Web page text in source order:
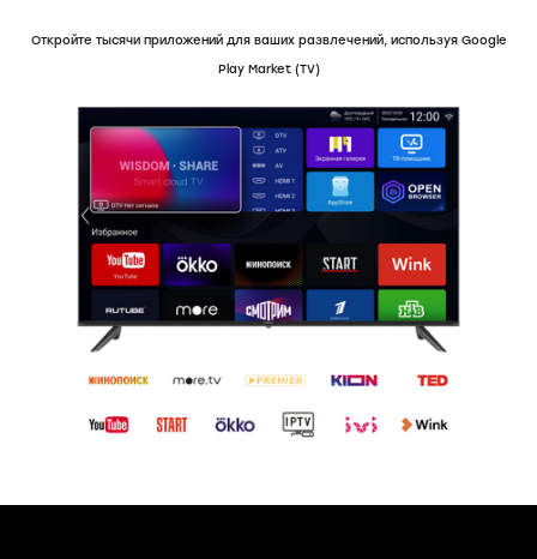
Откройте тысячи приложений для ваших развлечений, используя Google
Play Market (TV)